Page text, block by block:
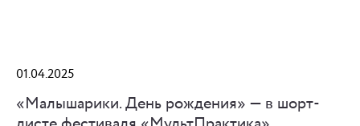
01.04.2025
«Малышарики. День рождения» — в шорт-